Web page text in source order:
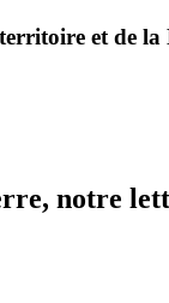
et de
notre